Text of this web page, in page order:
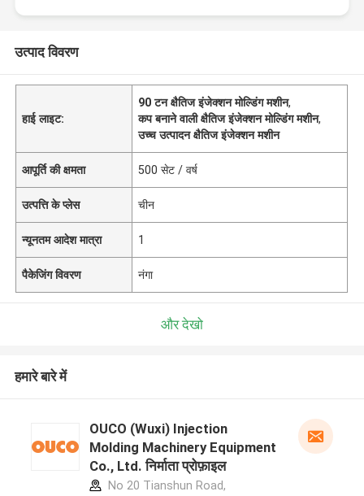
उत्पाद विवरण
हाई लाइट:
90 टन क्षैतिज इंजेक्शन मोल्डिंग मशीन,
कप बनाने वाली क्षैतिज इंजेक्शन मोल्डिंग मशीन,
उच्च उत्पादन क्षैतिज इंजेक्शन मशीन
आपूर्ति की क्षमता 500 सेट / वर्ष
उत्पत्ति के प्लेस चीन
न्यूनतम आदेश मात्रा 1
पैकेजिंग विवरण नंगा
और देखो
हमारे बारे में
OUCO (Wuxi) Injection
Molding Machinery Equipment
Co., Ltd. निर्माता प्रोफ़ाइल
No 20 Tianshun Road,